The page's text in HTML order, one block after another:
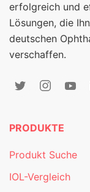
erfolgreich und
Lösungen, die
deutschen
verschaffen.
PRODUKTE
Produkt Suche
IOL-Vergleich